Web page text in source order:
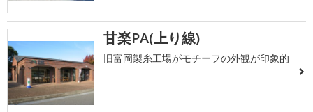
甘楽PA(上り線)
旧富岡製糸工場がモチーフの外観が印象的